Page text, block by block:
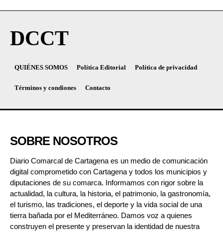
DCCT
QUIÉNES SOMOS Política Editorial Política de privacidad
Términos y condiones Contacto
SOBRE NOSOTROS
Diario Comarcal de Cartagena es un medio de comunicación
digital comprometido con Cartagena y todos los municipios y
diputaciones de su comarca. Informamos con rigor sobre la
actualidad, la cultura, la historia, el patrimonio, la gastronomía,
el turismo, las tradiciones, el deporte y la vida social de una
tierra bañada por el Mediterráneo. Damos voz a quienes
construyen el presente y preservan la identidad de nuestra